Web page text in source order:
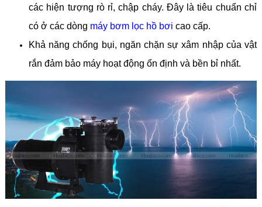
các hiện tượng rò rỉ, chập cháy. Đây là tiêu chuẩn chỉ
có ở các dòng máy bơm lọc hồ bơi cao cấp.
Khả năng chống bụi, ngăn chặn sự xâm nhập của vật
rắn đảm bảo máy hoạt động ổn định và bền bỉ nhất.